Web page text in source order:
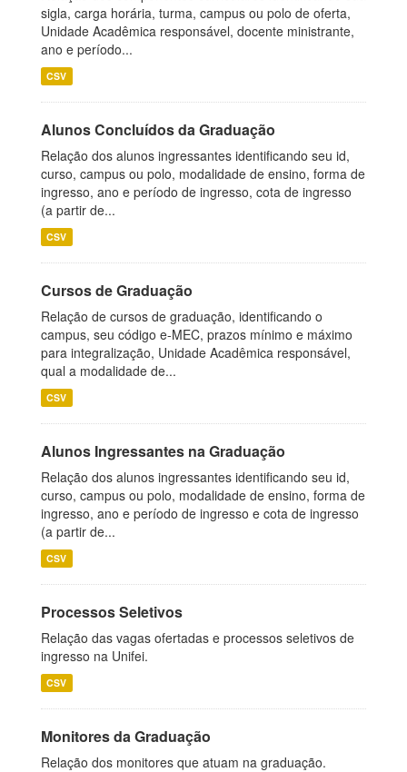
sigla, carga horária, turma, campus ou polo de oferta,
Unidade Acadêmica responsável, docente ministrante,
ano e período...
CSV
Alunos Concluídos da Graduação
Relação dos alunos ingressantes identificando seu id,
curso, campus ou polo, modalidade de ensino, forma de
ingresso, ano e período de ingresso, cota de ingresso
(a partir de...
CSV
Cursos de Graduação
Relação de cursos de graduação, identificando o
campus, seu código e-MEC, prazos mínimo e máximo
para integralização, Unidade Acadêmica responsável,
qual a modalidade de...
CSV
Alunos Ingressantes na Graduação
Relação dos alunos ingressantes identificando seu id,
curso, campus ou polo, modalidade de ensino, forma de
ingresso, ano e período de ingresso e cota de ingresso
(a partir de...
CSV
Processos Seletivos
Relação das vagas ofertadas e processos seletivos de
ingresso na Unifei.
CSV
Monitores da Graduação
Relação dos monitores que atuam na graduação.